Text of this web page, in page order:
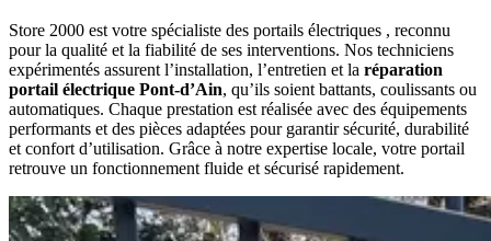
Store 2000 est votre spécialiste des portails électriques , reconnu
pour la qualité et la fiabilité de ses interventions. Nos techniciens
expérimentés assurent l’installation, l’entretien et la réparation
portail électrique Pont-d’Ain, qu’ils soient battants, coulissants ou
automatiques. Chaque prestation est réalisée avec des équipements
performants et des pièces adaptées pour garantir sécurité, durabilité
et confort d’utilisation. Grâce à notre expertise locale, votre portail
retrouve un fonctionnement fluide et sécurisé rapidement.